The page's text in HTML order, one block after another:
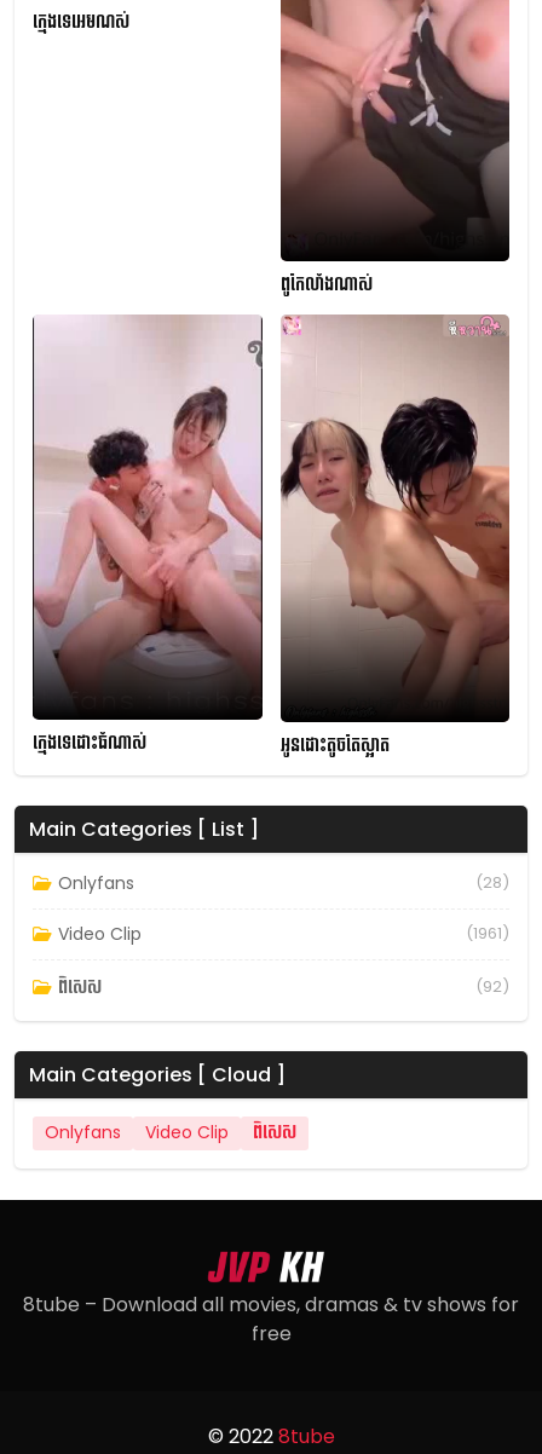
ក្មេងទេអេមណស់
ពូកែលាំងណាស់
ក្មេងទេដោះធំណាស់ អូនដោះតូចតែស្អាត
Main Categories [ List ]
Onlyfans (28)
Video Clip (1961)
ពិសេស (92)
Main Categories [ Cloud ]
Onlyfans Video Clip ពិសេស
8tube – Download all movies, dramas & tv shows for
free
© 20228tube